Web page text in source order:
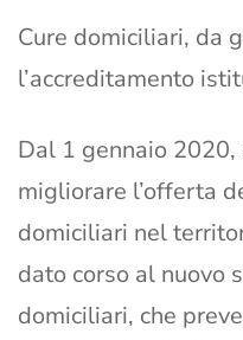
Cure domiciliari, da
l’accreditamento
Dal 1 gennaio
migliorare l’offerta
domiciliari nel
dato corso al nuovo
domiciliari, che